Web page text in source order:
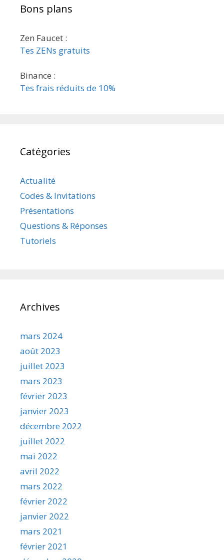
Bons plans
Zen Faucet :
Tes ZENs gratuits
Binance :
Tes frais réduits de 10%
Catégories
Actualité
Codes & Invitations
Présentations
Questions & Réponses
Tutoriels
Archives
mars 2024
août 2023
juillet 2023
mars 2023
février 2023
janvier 2023
décembre 2022
juillet 2022
mai 2022
avril 2022
mars 2022
février 2022
janvier 2022
mars 2021
février 2021